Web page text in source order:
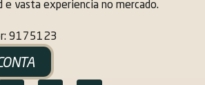
e vasta experiencia no mercado.
9175123